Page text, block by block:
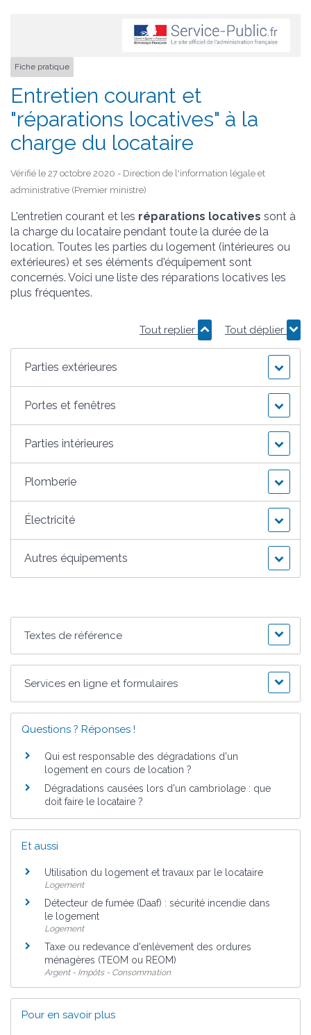
Fiche pratique
Entretien courant et
"réparations locatives" à la
charge du locataire
Vérifié le 27 octobre 2020 - Direction de l'information légale et
administrative (Premier ministre)
L'entretien courant et les réparations locatives sont à
la charge du locataire pendant toute la durée de la
location. Toutes les parties du logement (intérieures ou
extérieures) et ses éléments d'équipement sont
concernés. Voici une liste des réparations locatives les
plus fréquentes.
Tout replier Tout déplier
Parties extérieures
Portes et fenêtres
Parties intérieures
Plomberie
Électricité
Autres équipements
Textes de référence
Services en ligne et formulaires
Questions ? Réponses !
Qui est responsable des dégradations d'un
logement en cours de location ?
Dégradations causées lors d'un cambriolage : que
doit faire le locataire ?
Et aussi
Utilisation du logement et travaux par le locataire
Logement
Détecteur de fumée (Daaf) : sécurité incendie dans
le logement
Logement
Taxe ou redevance d'enlèvement des ordures
ménagères (TEOM ou REOM)
Argent - Impôts - Consommation
Pour en savoir plus